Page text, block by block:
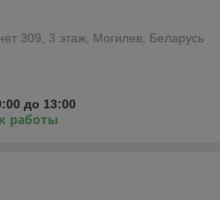
309, 3 этаж, Могилев, Беларусь
до 13:00
работы